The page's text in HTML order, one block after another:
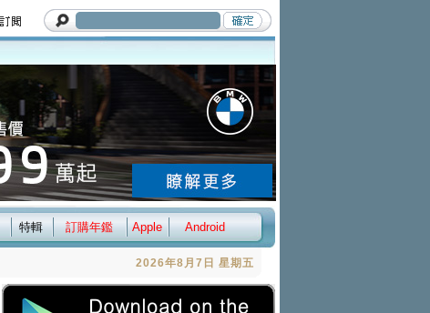
特輯 訂購年鑑 Apple Android
2026年8月7日 星期五